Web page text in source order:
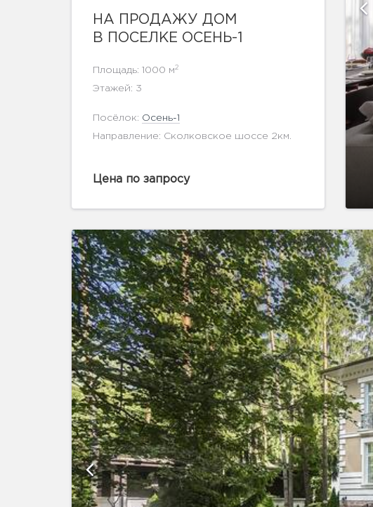
НА ПРОДАЖУ ДОМ
В ПОСЕЛКЕ ОСЕНЬ-1
Площадь: 1000 м2
Этажей: 3
Посёлок: Осень-1
Направление: Сколковское шоссе 2км.
Цена по запросу